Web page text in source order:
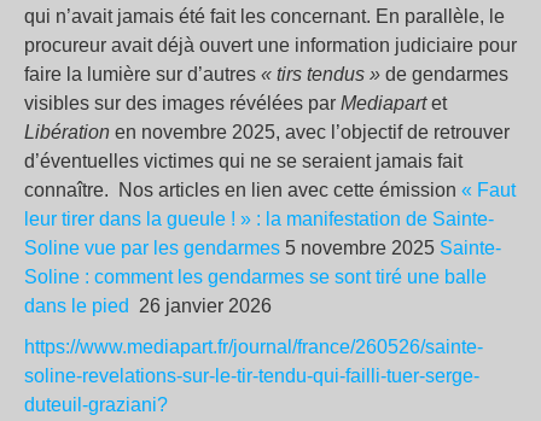
qui n’avait jamais été fait les concernant. En parallèle, le
procureur avait déjà ouvert une information judiciaire pour
faire la lumière sur d’autres « tirs tendus » de gendarmes
visibles sur des images révélées par Mediapartet
Libération en novembre 2025, avec l’objectif de retrouver
d’éventuelles victimes qui ne se seraient jamais fait
connaître. Nos articles en lien avec cette émission « Faut
leur tirer dans la gueule ! » : la manifestation de Sainte-
Soline vue par les gendarmes 5 novembre 2025 Sainte-
Soline : comment les gendarmes se sont tiré une balle
dans le pied
26 janvier 2026
https://www.mediapart.fr/journal/france/260526/sainte-
soline-revelations-sur-le-tir-tendu-qui-failli-tuer-serge-
duteuil-graziani?